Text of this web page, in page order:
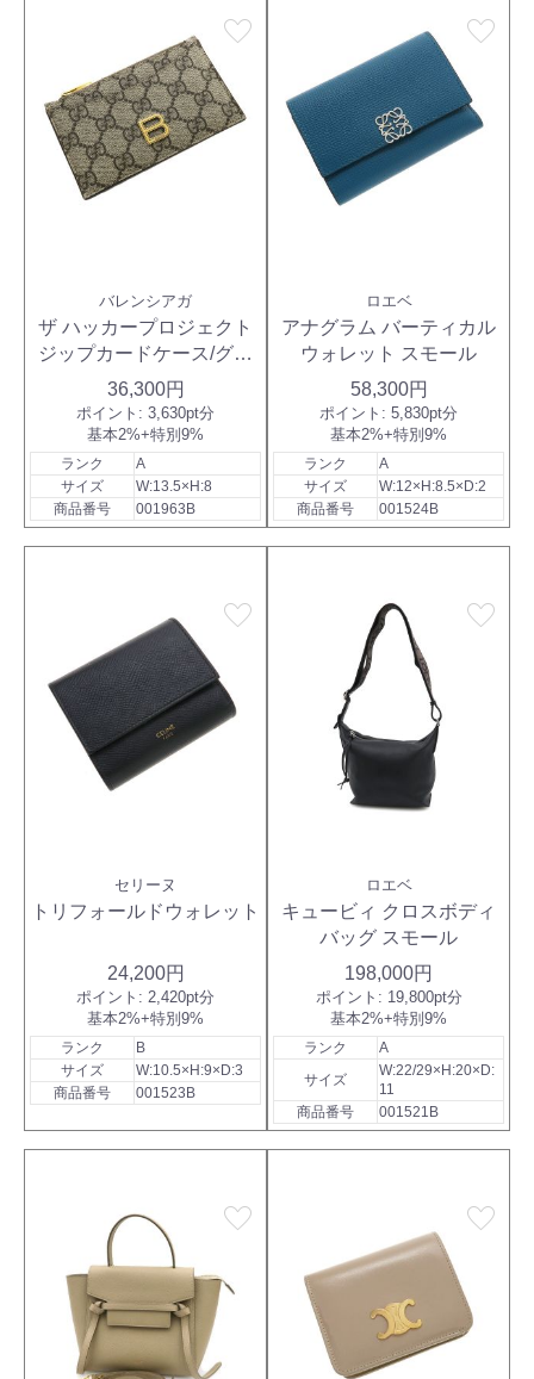
favorite
バレンシアガ
ザ ハッカープロジェクト
ジップカードケース/グッ
チ
36,300円
ポイント: 3,630pt分
基本2%+特別9%
ランク
A
サイズ
W:13.5×H:8
商品番号
001963B
favorite
ロエベ
アナグラム バーティカル
ウォレット スモール
58,300円
ポイント: 5,830pt分
基本2%+特別9%
ランク
A
サイズ
W:12×H:8.5×D:2
商品番号
001524B
favorite
セリーヌ
トリフォールドウォレット
24,200円
ポイント: 2,420pt分
基本2%+特別9%
ランク
B
サイズ
W:10.5×H:9×D:3
商品番号
001523B
favorite
ロエベ
キュービィ クロスボディ
バッグ スモール
198,000円
ポイント: 19,800pt分
基本2%+特別9%
ランク
A
サイズ
W:22/29×H:20×D:
11
商品番号
001521B
favorite favorite